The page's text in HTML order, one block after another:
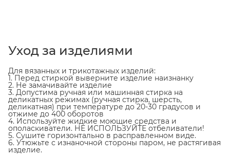
Уход за изделиями
Для вязанных и трикотажных изделий:
1. Перед стиркой выверните изделие наизнанку
2. Не замачивайте изделие
3. Допустима ручная или машинная стирка на
деликатных режимах (ручная стирка, шерсть,
деликатная) при температуре до 20-30 градусов и
отжиме до 400 оборотов
4. Используйте жидкие моющие средства и
ополаскиватели. НЕ ИСПОЛЬЗУЙТЕ отбеливатели!
5. Сушите горизонтально в расправленном виде.
6. Утюжьте с изнаночной стороны паром, не растягивая
изделие.